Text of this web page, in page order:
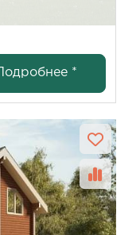
Подробнее *